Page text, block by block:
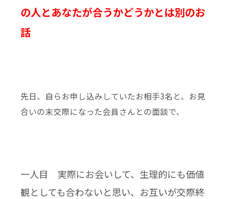
の人とあなたが合うかどうかとは別のお
話
先日、自らお申し込みしていたお相手3名と、お見
合いの末交際になった会員さんとの面談で、
一人目 実際にお会いして、生理的にも価値
観としても合わないと思い、お互いが交際終